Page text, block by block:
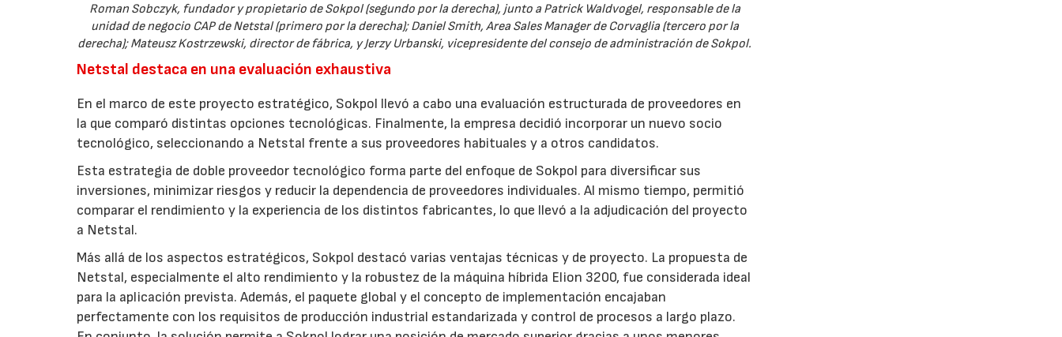
Roman Sobczyk, fundador y propietario de Sokpol (segundo por la derecha), junto a Patrick Waldvogel, responsable de la
unidad de negocio CAP de Netstal (primero por la derecha); Daniel Smith, Area Sales Manager de Corvaglia (tercero por la
derecha); Mateusz Kostrzewski, director de fábrica, y Jerzy Urbanski, vicepresidente del consejo de administración de Sokpol.
Netstal destaca en una evaluación exhaustiva
En el marco de este proyecto estratégico, Sokpol llevó a cabo una evaluación estructurada de proveedores en
la que comparó distintas opciones tecnológicas. Finalmente, la empresa decidió incorporar un nuevo socio
tecnológico, seleccionando a Netstal frente a sus proveedores habituales y a otros candidatos.
Esta estrategia de doble proveedor tecnológico forma parte del enfoque de Sokpol para diversificar sus
inversiones, minimizar riesgos y reducir la dependencia de proveedores individuales. Al mismo tiempo, permitió
comparar el rendimiento y la experiencia de los distintos fabricantes, lo que llevó a la adjudicación del proyecto
a Netstal.
Más allá de los aspectos estratégicos, Sokpol destacó varias ventajas técnicas y de proyecto. La propuesta de
Netstal, especialmente el alto rendimiento y la robustez de la máquina híbrida Elion 3200, fue considerada ideal
para la aplicación prevista. Además, el paquete global y el concepto de implementación encajaban
perfectamente con los requisitos de producción industrial estandarizada y control de procesos a largo plazo.